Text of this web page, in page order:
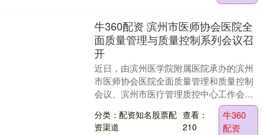
牛360配资 滨州市医师协会医院全
面质量管理与质量控制系列会议召
开
近日，由滨州医学院附属医院承办的滨州
市医师协会医院全面质量管理和质量控制
会议、滨州市医疗管理质控中心工作会
议、滨州市疾病编码质控中心工作会议暨
滨州市医学会医疗保....
分类：配资知名股票配
资渠道
查看：
210
牛360
配资